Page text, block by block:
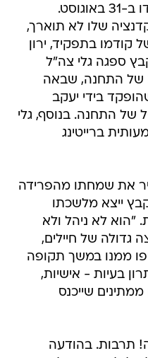
התחנה. הוא יעזוב את תפקידו ב-31 באוגוסט.
שלו לא תוארך,
בתפקיד, ירון
ספגה גלי צה"ל
של התחנה, שבאה
בידי יעקב
של התחנה. בנוסף, גלי
ברייטינג
את שמחתו מהפרידה
ייצא מלשכתו
"הוא לא ניהל ולא
גדולה של חיילים,
ממנו במשך תקופה
בעיות - אישיות,
ממתינים שייכנס
תרבות. בהודעה